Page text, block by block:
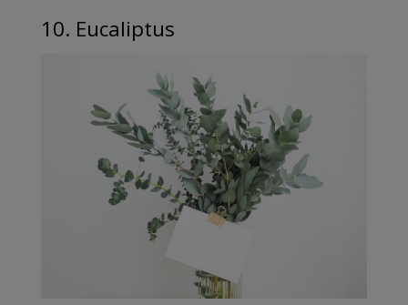
10. Eucaliptus